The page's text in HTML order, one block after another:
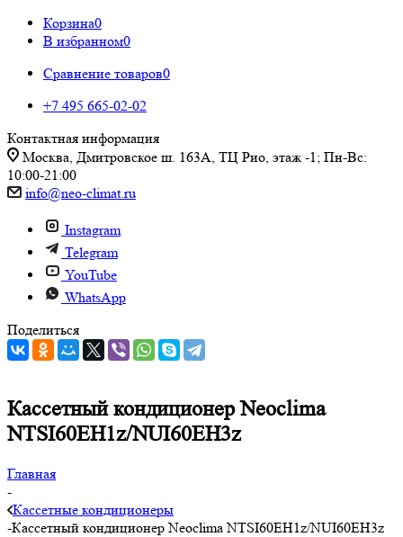
Корзина0
В избранном0
Сравнение товаров0
+7 495 665-02-02
Контактная информация
Москва, Дмитровское ш. 163А, ТЦ Рио, этаж -1; Пн-Вс:
10:00-21:00
info@neo-climat.ru
Instagram
Telegram
YouTube
WhatsApp
Поделиться
Кассетный кондиционер Neoclima
NTSI60EH1z/NUI60EH3z
Главная
-
Кассетные кондиционеры
-Кассетный кондиционер Neoclima NTSI60EH1z/NUI60EH3z